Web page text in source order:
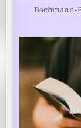
Bachmann-